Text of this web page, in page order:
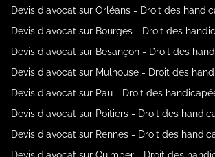
Devis d'avocat sur Orléans - Droit des
Devis d'avocat sur Bourges - Droit des
Devis d'avocat sur Besançon - Droit des
Devis d'avocat sur Mulhouse - Droit des
Devis d'avocat sur Pau - Droit des
Devis d'avocat sur Poitiers - Droit des
Devis d'avocat sur Rennes - Droit des
Devis d'avocat sur Quimper - Droit des